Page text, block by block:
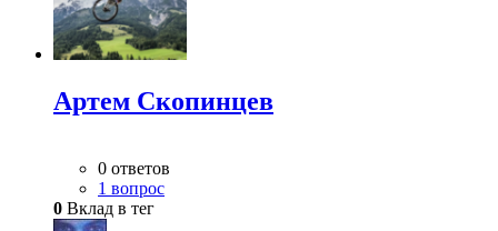
Артем Скопинцев
0 ответов
1 вопрос
0 Вклад в тег